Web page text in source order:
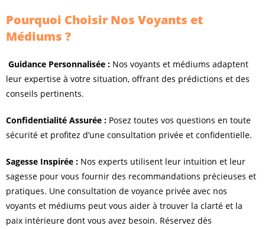
Pourquoi Choisir Nos Voyants et
Médiums ?
Guidance Personnalisée : Nos voyants et médiums adaptent
leur expertise à votre situation, offrant des prédictions et des
conseils pertinents.
Confidentialité Assurée : Posez toutes vos questions en toute
sécurité et profitez d’une consultation privée et confidentielle.
Sagesse Inspirée : Nos experts utilisent leur intuition et leur
sagesse pour vous fournir des recommandations précieuses et
pratiques. Une consultation de voyance privée avec nos
voyants et médiums peut vous aider à trouver la clarté et la
paix intérieure dont vous avez besoin. Réservez dès